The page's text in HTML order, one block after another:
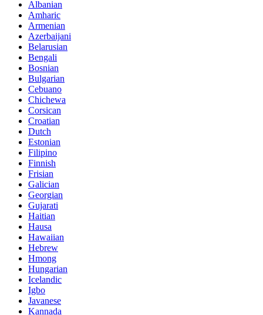
Albanian
Amharic
Armenian
Azerbaijani
Belarusian
Bengali
Bosnian
Bulgarian
Cebuano
Chichewa
Corsican
Croatian
Dutch
Estonian
Filipino
Finnish
Frisian
Galician
Georgian
Gujarati
Haitian
Hausa
Hawaiian
Hebrew
Hmong
Hungarian
Icelandic
Igbo
Javanese
Kannada